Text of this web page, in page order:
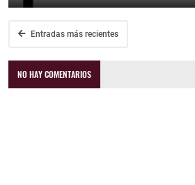
Entradas más recientes
NO HAY COMENTARIOS